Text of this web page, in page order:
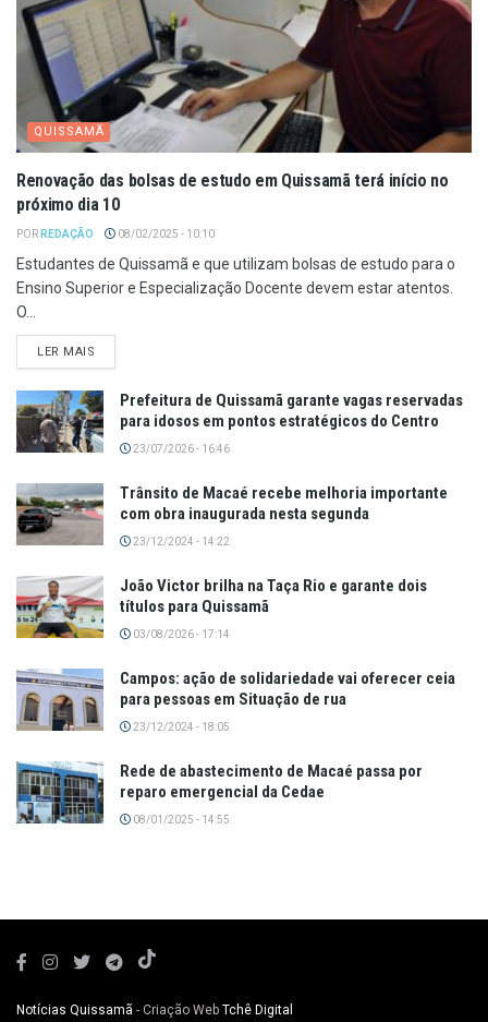
QUISSAMÃ
Renovação das bolsas de estudo em Quissamã terá início no
próximo dia 10
POR REDAÇÃO 08/02/2025 - 10:10
Estudantes de Quissamã e que utilizam bolsas de estudo para o
Ensino Superior e Especialização Docente devem estar atentos.
O...
LER MAIS
Prefeitura de Quissamã garante vagas reservadas
para idosos em pontos estratégicos do Centro
23/07/2026 - 16:46
Trânsito de Macaé recebe melhoria importante
com obra inaugurada nesta segunda
23/12/2024 - 14:22
João Victor brilha na Taça Rio e garante dois
títulos para Quissamã
03/08/2026 - 17:14
Campos: ação de solidariedade vai oferecer ceia
para pessoas em Situação de rua
23/12/2024 - 18:05
Rede de abastecimento de Macaé passa por
reparo emergencial da Cedae
08/01/2025 - 14:55
Notícias Quissamã - Criação Web Tchê Digital